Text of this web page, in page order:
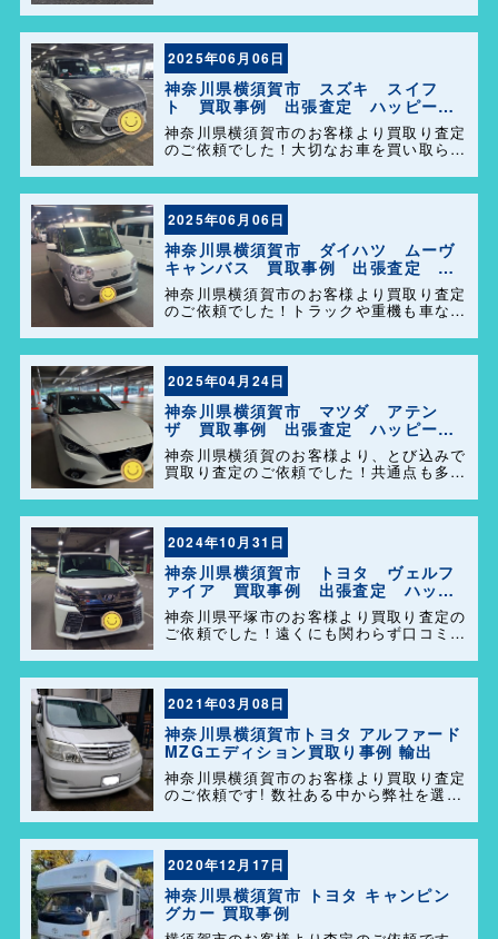
うございます。今後とも弊社の事をよろし
くお願いします＼(^o^)／
2025年06月06日
神奈川県横須賀市 スズキ スイフ
ト 買取事例 出張査定 ハッピーカ
ーズ港南店！
神奈川県横須賀市のお客様より買取り査定
のご依頼でした！大切なお車を買い取らせ
社の事をよろしくお願いします＼(^o^)／
2025年06月06日
神奈川県横須賀市 ダイハツ ムーヴ
キャンバス 買取事例 出張査定 ハ
ッピーカーズ港南店！
神奈川県横須賀市のお客様より買取り査定
のご依頼でした！トラックや重機も車なら
くお願い致します！
2025年04月24日
神奈川県横須賀市 マツダ アテン
ザ 買取事例 出張査定 ハッピーカ
ーズ港南店！
神奈川県横須賀のお客様より、とび込みで
買取り査定のご依頼でした！共通点も多く
とうございます＼(^o^)／ 今後ともどうぞ
よろしくお願い致します！
2024年10月31日
神奈川県横須賀市 トヨタ ヴェルフ
ァイア 買取事例 出張査定 ハッピ
ーカーズ港南店！
神奈川県平塚市のお客様より買取り査定の
ご依頼でした！遠くにも関わらず口コミを
す！困った事があれば気軽にご相談して下
さい(^o^)／
2021年03月08日
神奈川県横須賀市トヨタ アルファード
MZGエディション買取り事例 輸出
神奈川県横須賀市のお客様より買取り査定
のご依頼です! 数社ある中から弊社を選ん
発で決めてくださりました。 ずっと大切
に乗られてきたアルファード。大切に輸出
販売させていただきました […]
2020年12月17日
神奈川県横須賀市 トヨタ キャンピン
グカー 買取事例